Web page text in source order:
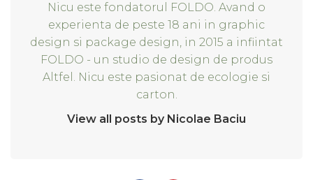
Nicu este fondatorul FOLDO. Avand o
experienta de peste 18 ani in graphic
design si package design, in 2015 a infiintat
FOLDO - un studio de design de produs
Altfel. Nicu este pasionat de ecologie si
carton.
View all posts by Nicolae Baciu